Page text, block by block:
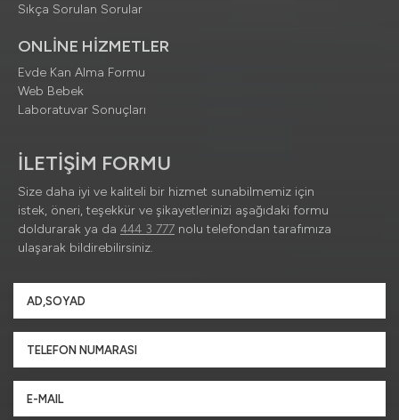
Sıkça Sorulan Sorular
ONLİNE HİZMETLER
Evde Kan Alma Formu
Web Bebek
Laboratuvar Sonuçları
İLETİŞİM FORMU
Size daha iyi ve kaliteli bir hizmet sunabilmemiz için
istek, öneri, teşekkür ve şikayetlerinizi aşağıdaki formu
doldurarak ya da 444 3 777 nolu telefondan tarafımıza
ulaşarak bildirebilirsiniz.